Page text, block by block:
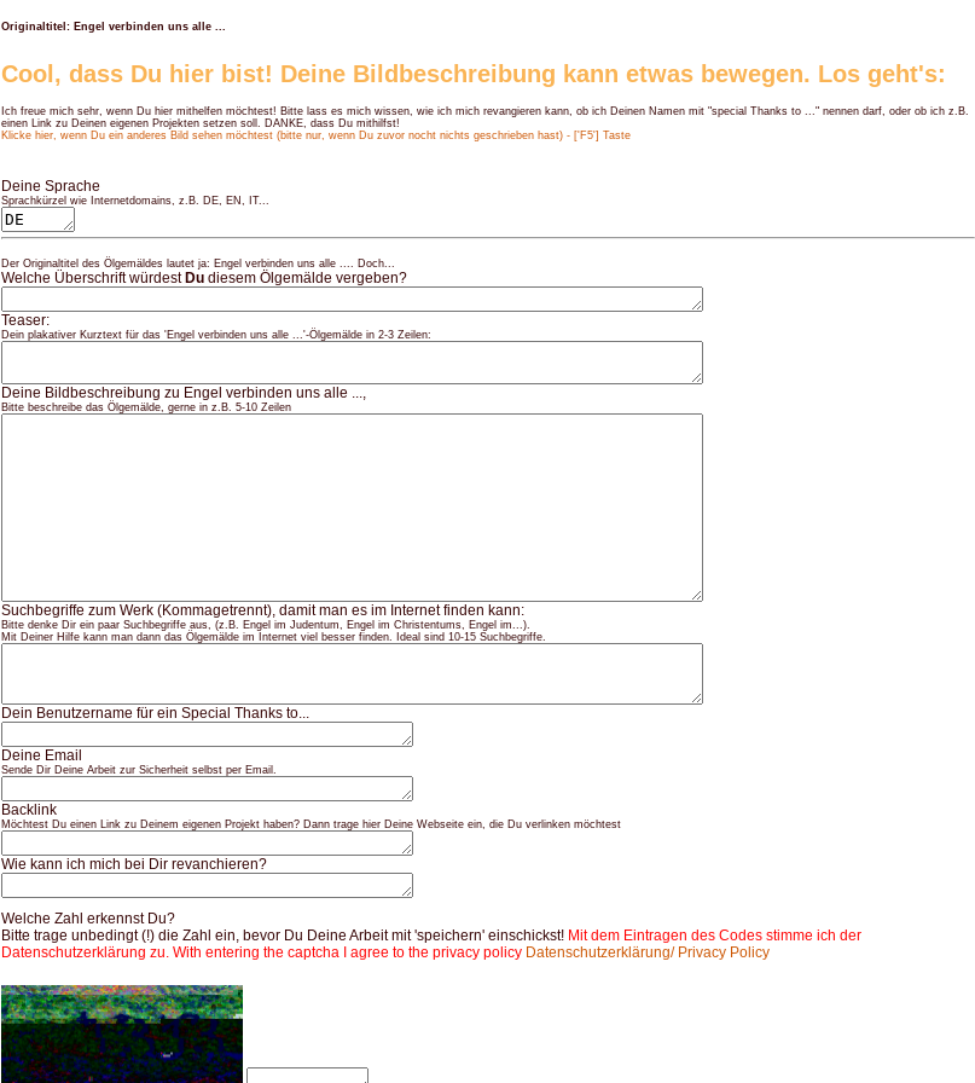
Originaltitel: Engel verbinden uns alle ...
Cool, dass Du hier bist! Deine Bildbeschreibung kann etwas bewegen. Los geht's:
Ich freue mich sehr, wenn Du hier mithelfen möchtest! Bitte lass es mich wissen, wie ich mich revangieren kann, ob ich Deinen Namen mit "special Thanks to ..." nennen darf, oder ob ich z.B.
einen Link zu Deinen eigenen Projekten setzen soll. DANKE, dass Du mithilfst!
Klicke hier, wenn Du ein anderes Bild sehen möchtest (bitte nur, wenn Du zuvor nocht nichts geschrieben hast) - ['F5'] Taste
Deine Sprache
Sprachkürzel wie Internetdomains, z.B. DE, EN, IT...
Der Originaltitel des Ölgemäldes lautet ja: Engel verbinden uns alle .... Doch...
Welche Überschrift würdestDudiesem Ölgemälde vergeben?
Teaser:
Dein plakativer Kurztext für das 'Engel verbinden uns alle ...'-Ölgemälde in 2-3 Zeilen:
Deine Bildbeschreibung zu Engel verbinden uns alle ...,
Bitte beschreibe das Ölgemälde, gerne in z.B. 5-10 Zeilen
Suchbegriffe zum Werk (Kommagetrennt), damit man es im Internet finden kann:
Bitte denke Dir ein paar Suchbegriffe aus, (z.B. Engel im Judentum, Engel im Christentums, Engel im...).
Mit Deiner Hilfe kann man dann das Ölgemälde im Internet viel besser finden. Ideal sind 10-15 Suchbegriffe.
Dein Benutzername für ein Special Thanks to...
Deine Email
Sende Dir Deine Arbeit zur Sicherheit selbst per Email.
Backlink
Möchtest Du einen Link zu Deinem eigenen Projekt haben? Dann trage hier Deine Webseite ein, die Du verlinken möchtest
Wie kann ich mich bei Dir revanchieren?
Welche Zahl erkennst Du?
Bitte trage unbedingt (!) die Zahl ein, bevor Du Deine Arbeit mit 'speichern' einschickst! Mit dem Eintragen des Codes stimme ich der
Datenschutzerklärung zu. With entering the captcha I agree to the privacy policy Datenschutzerklärung/ Privacy Policy